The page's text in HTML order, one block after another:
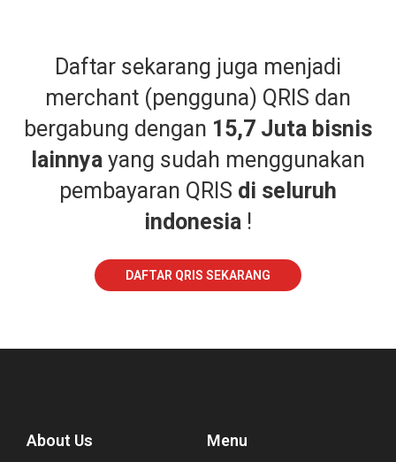
Daftar sekarang juga menjadi
merchant (pengguna) QRIS dan
bergabung dengan 15,7 Juta bisnis
lainnya yang sudah menggunakan
pembayaran QRIS di seluruh
indonesia !
DAFTAR QRIS SEKARANG
About Us Menu